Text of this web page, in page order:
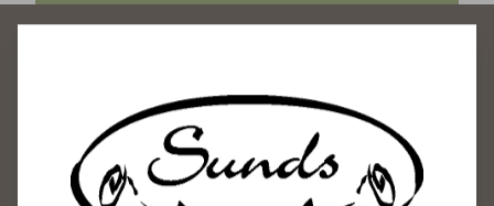
Sundin Puutarhakeskus